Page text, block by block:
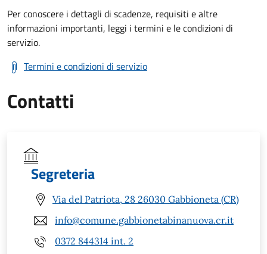
Per conoscere i dettagli di scadenze, requisiti e altre
informazioni importanti, leggi i termini e le condizioni di
servizio.
Termini e condizioni di servizio
Contatti
Segreteria
Via del Patriota, 28 26030 Gabbioneta (CR)
info@comune.gabbionetabinanuova.cr.it
0372 844314 int. 2